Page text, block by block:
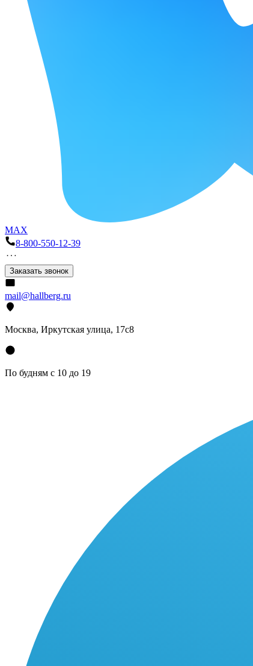
MAX
8-800-550-12-39
Заказать звонок
mail@hallberg.ru
Москва, Иркутская улица, 17с8
По будням с 10 до 19